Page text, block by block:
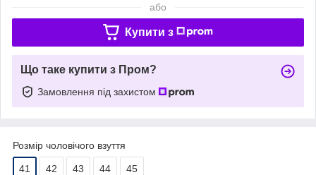
або
Купити з
Що таке купити з Пром?
Замовлення під захистом
Розмір чоловічого взуття
41 42 43 44 45